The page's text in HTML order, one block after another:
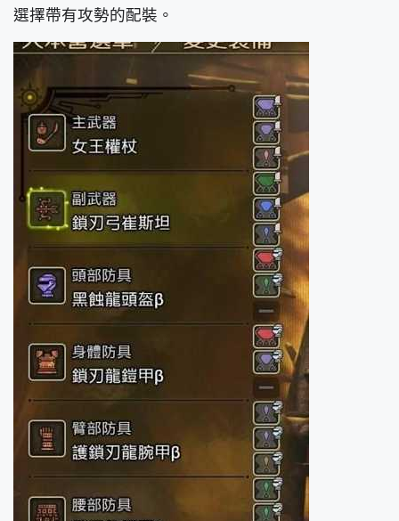
選擇帶有攻勢的配裝。